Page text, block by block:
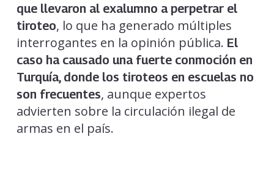
que llevaron al exalumno a perpetrar el
tiroteo, lo que ha generado múltiples
interrogantes en la opinión pública. El
caso ha causado una fuerte conmoción en
Turquía, donde los tiroteos en escuelas no
son frecuentes, aunque expertos
advierten sobre la circulación ilegal de
armas en el país.